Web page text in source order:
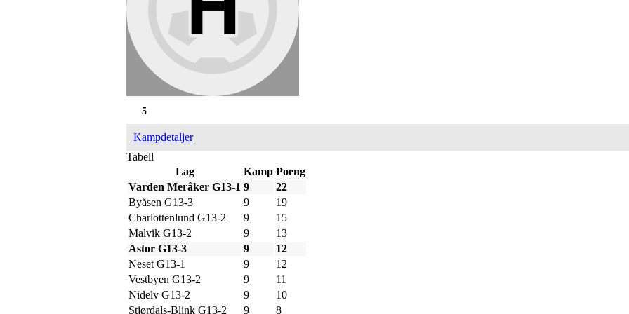
5
Kampdetaljer
Tabell
Lag
Kamp Poeng
Varden Meråker G13-1 9
22
Byåsen G13-3
9
19
Charlottenlund G13-2
9
15
Malvik G13-2
9
13
Astor G13-3
9
12
Neset G13-1
9
12
Vestbyen G13-2
9
11
Nidelv G13-2
9
10
Stjørdals-Blink G13-2
9 8